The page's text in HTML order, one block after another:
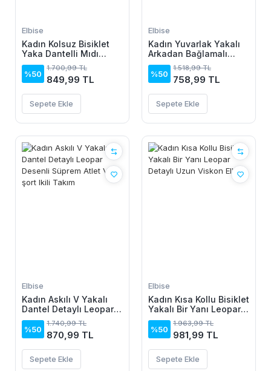
Elbise
Kadın Kolsuz Bisiklet
Yaka Dantelli Mıdı
Janjan Krep Elbise
%50
1.700,99 TL
849,99 TL
Sepete Ekle
Elbise
Kadın Yuvarlak Yakalı
Arkadan Bağlamalı
Düğme Detaylı
Asimetrik Kesim Detaylı
Kısa Viskon Elbise
%50
1.518,99 TL
758,99 TL
Sepete Ekle
Elbise
Kadın Askılı V Yakalı
Dantel Detaylı Leopar
Desenli Süprem Atlet
Ve şort Ikili Takım
%50
1.740,99 TL
870,99 TL
Sepete Ekle
Elbise
Kadın Kısa Kollu Bisiklet
Yakalı Bir Yanı Leopar
Detaylı Uzun Viskon
Elbise
%50
1.963,99 TL
981,99 TL
Sepete Ekle